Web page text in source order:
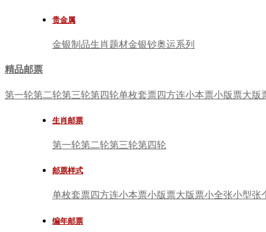
贵金属
金银制品生肖题材金银钞奥运系列
精品邮票
第一轮第二轮第三轮第四轮单枚套票 四方连小本票小版票大版
生肖邮票
第一轮第二轮第三轮第四轮
邮票样式
单枚套票 四方连小本票小版票大版票小全张小型张
编年邮票